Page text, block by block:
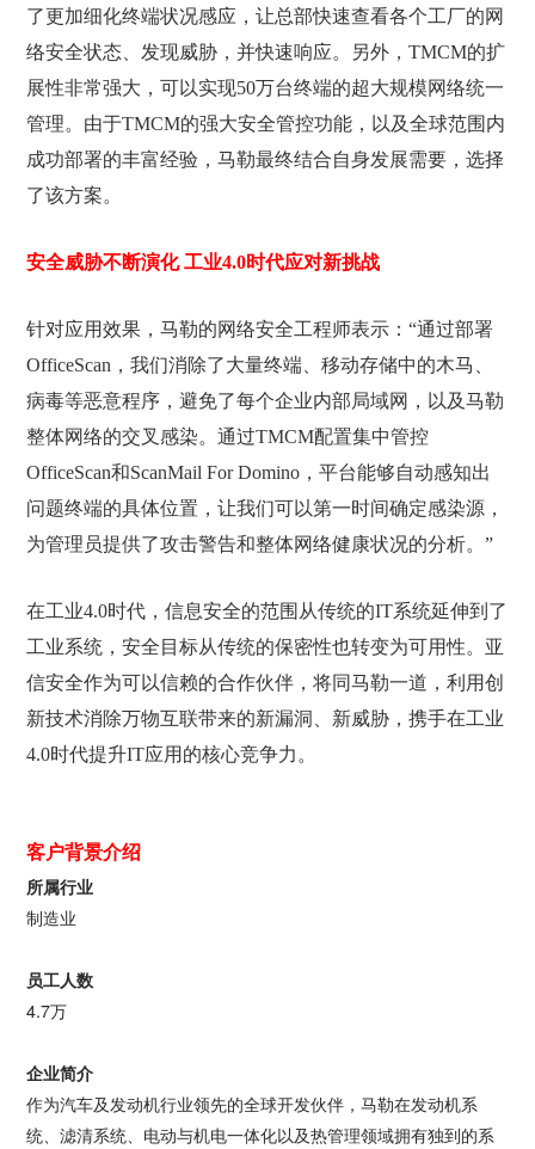
了更加细化终端状况感应，让总部快速查看各个工厂的网
络安全状态、发现威胁，并快速响应。另外，TMCM的扩
展性非常强大，可以实现50万台终端的超大规模网络统一
管理。由于TMCM的强大安全管控功能，以及全球范围内
成功部署的丰富经验，马勒最终结合自身发展需要，选择
了该方案。
安全威胁不断演化 工业4.0时代应对新挑战
针对应用效果，马勒的网络安全工程师表示：“通过部署
OfficeScan，我们消除了大量终端、移动存储中的木马、
病毒等恶意程序，避免了每个企业内部局域网，以及马勒
整体网络的交叉感染。通过TMCM配置集中管控
OfficeScan和ScanMail For Domino，平台能够自动感知出
问题终端的具体位置，让我们可以第一时间确定感染源，
为管理员提供了攻击警告和整体网络健康状况的分析。”
在工业4.0时代，信息安全的范围从传统的IT系统延伸到了
工业系统，安全目标从传统的保密性也转变为可用性。亚
信安全作为可以信赖的合作伙伴，将同马勒一道，利用创
新技术消除万物互联带来的新漏洞、新威胁，携手在工业
4.0时代提升IT应用的核心竞争力。
客户背景介绍
所属行业
制造业
员工人数
4.7万
企业简介
作为汽车及发动机行业领先的全球开发伙伴，马勒在发动机系
统、滤清系统、电动与机电一体化以及热管理领域拥有独到的系